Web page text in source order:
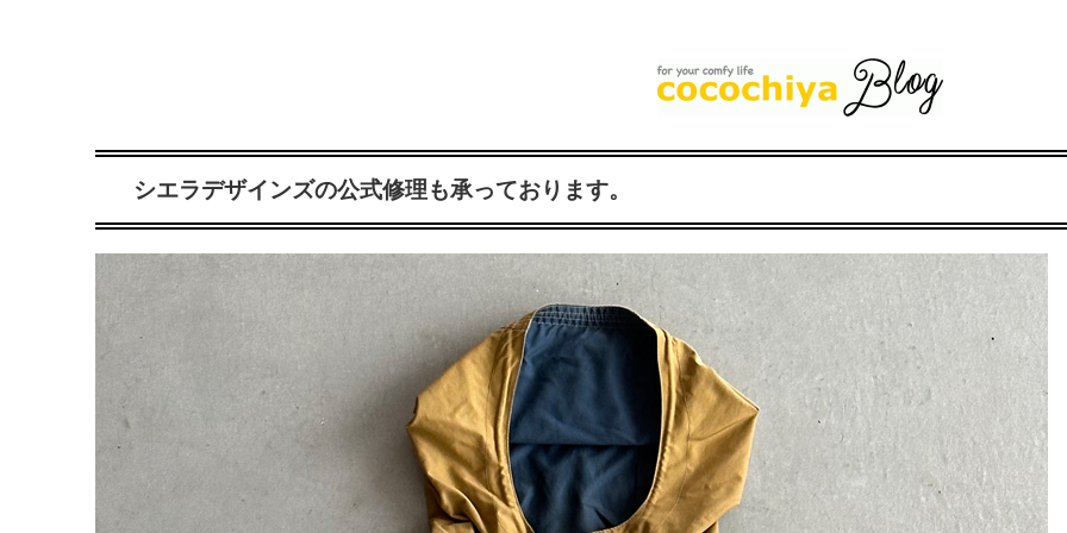
シエラデザインズの公式修理も承っております。